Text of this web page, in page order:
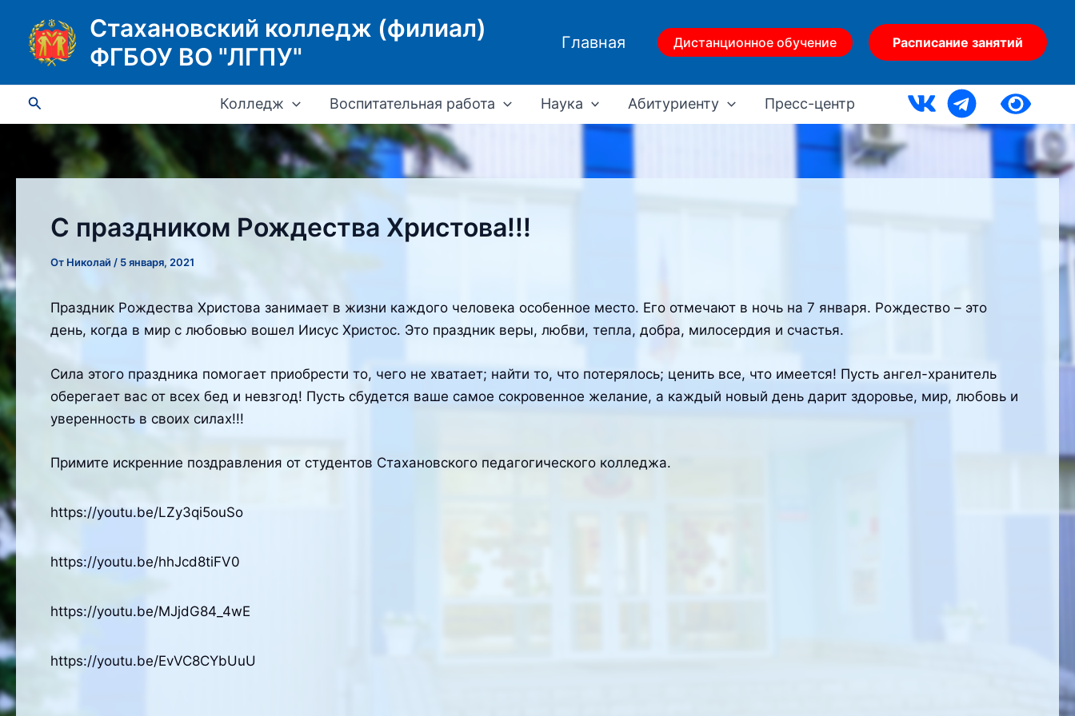
содержимому
Стахановский колледж (филиал)
ФГБОУ ВО "ЛГПУ"
Главная Дистанционное обучение Расписание занятий
Поиск Колледж Воспитательная работа Наука Абитуриенту Пресс-центр
С праздником Рождества Христова!!!
От Николай / 5 января, 2021
Праздник Рождества Христова занимает в жизни каждого человека особенное место. Его отмечают в ночь на 7 января. Рождество – это
день, когда в мир с любовью вошел Иисус Христос. Это праздник веры, любви, тепла, добра, милосердия и счастья.
Сила этого праздника помогает приобрести то, чего не хватает; найти то, что потерялось; ценить все, что имеется! Пусть ангел-хранитель
оберегает вас от всех бед и невзгод! Пусть сбудется ваше самое сокровенное желание, а каждый новый день дарит здоровье, мир, любовь и
уверенность в своих силах!!!
Примите искренние поздравления от студентов Стахановского педагогического колледжа.
https://youtu.be/LZy3qi5ouSo
https://youtu.be/hhJcd8tiFV0
https://youtu.be/MJjdG84_4wE
https://youtu.be/EvVC8CYbUuU